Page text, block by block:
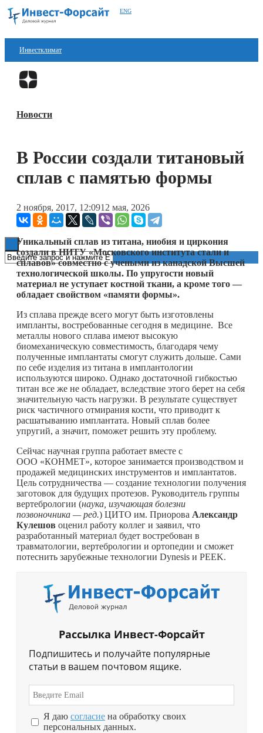
ENG
Инвестклимат
Финансы
Блокчейн
Книги
Новости
В России создали титановый
сплав с памятью формы
2 ноября, 2017, 12:0912 мая, 2026
Уникальный сплав из титана, ниобия и циркония
создали в НИТУ «Московского института стали и
сплавов» совместно с учеными из канадской Высшей
технологической школы. По упругости новый
материал не уступает костной ткани, а кроме того —
обладает свойством «памяти формы».
Из сплава прежде всего могут быть изготовлены
импланты, востребованные сегодня в медицине. Все
металлы нового сплава имеют высокую
биомеханическую совместимость, благодаря чему
полученные имплантаты смогут служить дольше. Сами
по себе изделия из титана в имплантологии
используются широко. Однако достаточной гибкостью
титан все же не обладает, вследствие этого берет на себя
значительную часть нагрузки. В результате существует
риск частичного отмирания кости, что приводит к
расшатыванию имплантата. Новый сплав более
упругий, а значит, поможет решить эту проблему.
Сейчас научная группа работает вместе с
ООО «КОНМЕТ», которое занимается производством и
продажей медицинских инструментов и имплантатов.
Цель сотрудничества — создание технологии получения
заготовок для будущих протезов. Руководитель группы
вертебрологии (наука, изучающая болезни
позвоночника — ред.) ЦИТО им. Приорова Александр
Кулешов оценил работу коллег и заявил, что
разработанный материал будет востребован в
травматологии, вертебрологии и ортопедии и сможет
потеснить зарубежные технологии Dynesis и PEEK.
Рассылка Инвест-Форсайт
Подпишитесь и получайте популярные
статьи в вашем почтовом ящике.
Я даю согласие на обработку своих
персональных данных.